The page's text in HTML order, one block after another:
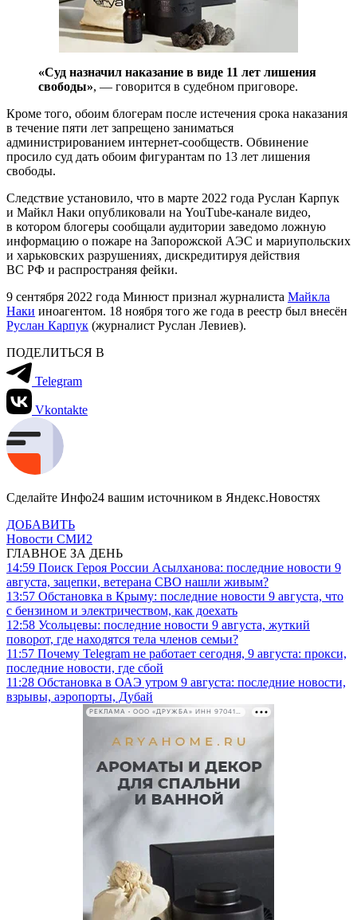
«Суд назначил наказание в виде 11 лет лишения
свободы», — говорится в судебном приговоре.
Кроме того, обоим блогерам после истечения срока наказания
в течение пяти лет запрещено заниматься
администрированием интернет-сообществ. Обвинение
просило суд дать обоим фигурантам по 13 лет лишения
свободы.
Следствие установило, что в марте 2022 года Руслан Карпук
и Майкл Наки опубликовали на YouТube-канале видео,
в котором блогеры сообщали аудитории заведомо ложную
информацию о пожаре на Запорожской АЭС и мариупольских
и харьковских разрушениях, дискредитируя действия
ВС РФ и распространяя фейки.
9 сентября 2022 года Минюст признал журналиста Майкла
Наки иноагентом. 18 ноября того же года в реестр был внесён
Руслан Карпук (журналист Руслан Левиев).
ПОДЕЛИТЬСЯ В
Telegram
Vkontakte
Сделайте Инфо24 вашим источником в Яндекс.Новостях
ДОБАВИТЬ
Новости СМИ2
ГЛАВНОЕ ЗА ДЕНЬ
14:59 Поиск Героя России Асылханова: последние новости 9
августа, зацепки, ветерана СВО нашли живым?
13:57 Обстановка в Крыму: последние новости 9 августа, что
с бензином и электричеством, как доехать
12:58 Усольцевы: последние новости 9 августа, жуткий
поворот, где находятся тела членов семьи?
11:57 Почему Telegram не работает сегодня, 9 августа: прокси,
последние новости, где сбой
11:28 Обстановка в ОАЭ утром 9 августа: последние новости,
взрывы, аэропорты, Дубай
РЕКЛАМА • ООО «ДРУЖБА» ИНН 9704146411